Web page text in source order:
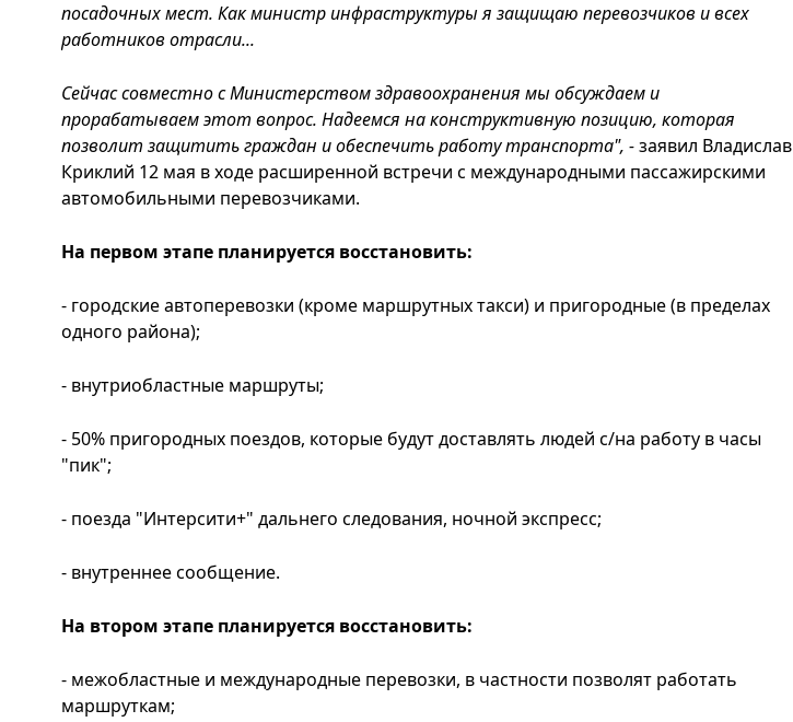
посадочных мест. Как министр инфраструктуры я защищаю перевозчиков и всех
работников отрасли...
Сейчас совместно с Министерством здравоохранения мы обсуждаем и
прорабатываем этот вопрос. Надеемся на конструктивную позицию, которая
позволит защитить граждан и обеспечить работу транспорта", -заявил Владислав
Криклий 12 мая в ходе расширенной встречи с международными пассажирскими
автомобильными перевозчиками.
На первом этапе планируется восстановить:
- городские автоперевозки (кроме маршрутных такси) и пригородные (в пределах
одного района);
- внутриобластные маршруты;
- 50% пригородных поездов, которые будут доставлять людей с/на работу в часы
"пик";
- поезда "Интерсити+" дальнего следования, ночной экспресс;
- внутреннее сообщение.
На втором этапе планируется восстановить:
- межобластные и международные перевозки, в частности позволят работать
маршруткам;